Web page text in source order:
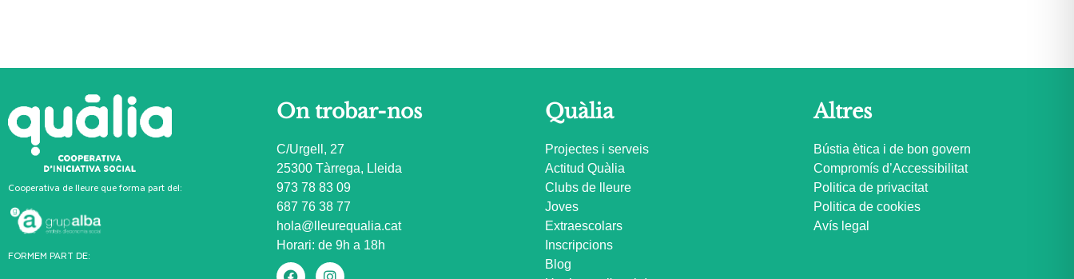
Cooperativa de lleure que forma part del:
FORMEM PART DE:
On trobar-nos
C/Urgell, 27
25300 Tàrrega, Lleida
973 78 83 09
687 76 38 77
hola@lleurequalia.cat
Horari: de 9h a 18h
Quàlia
Projectes i serveis
Actitud Quàlia
Clubs de lleure
Joves
Extraescolars
Inscripcions
Blog
Altres
Bústia ètica i de bon govern
Compromís d’Accessibilitat
Politica de privacitat
Politica de cookies
Avís legal